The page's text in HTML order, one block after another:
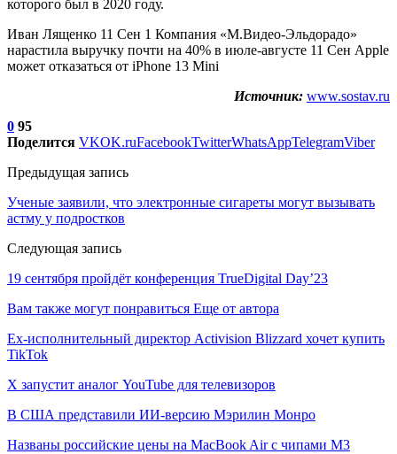
которого был в 2020 году.
Иван Лященко 11 Сен 1 Компания «М.Видео-Эльдорадо»
нарастила выручку почти на 40% в июле-августе 11 Сен Apple
может отказаться от iPhone 13 Mini
Источник: www.sostav.ru
0 95
Поделится VKOK.ruFacebookTwitterWhatsAppTelegramViber
Предыдущая запись
Ученые заявили, что электронные сигареты могут вызывать
астму у подростков
Следующая запись
19 сентября пройдёт конференция TrueDigital Day’23
Вам также могут понравиться Еще от автора
Ex-исполнительный директор Activision Blizzard хочет купить
TikTok
X запустит аналог YouTube для телевизоров
В США представили ИИ-версию Мэрилин Монро
Названы российские цены на MacBook Air с чипами M3